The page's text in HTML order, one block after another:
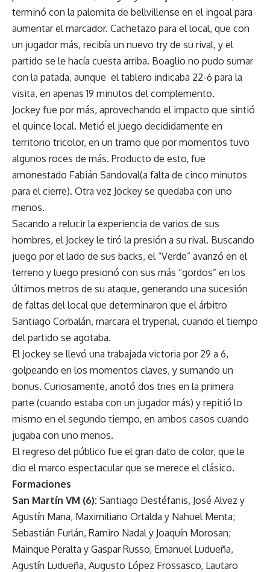
terminó con la palomita de bellvillense en el ingoal para
aumentar el marcador. Cachetazo para el local, que con
un jugador más, recibía un nuevo try de su rival, y el
partido se le hacía cuesta arriba. Boaglio no pudo sumar
con la patada, aunque el tablero indicaba 22-6 para la
visita, en apenas 19 minutos del complemento.
Jockey fue por más, aprovechando el impacto que sintió
el quince local. Metió el juego decididamente en
territorio tricolor, en un tramo que por momentos tuvo
algunos roces de más. Producto de esto, fue
amonestado Fabián Sandoval(a falta de cinco minutos
para el cierre). Otra vez Jockey se quedaba con uno
menos.
Sacando a relucir la experiencia de varios de sus
hombres, el Jockey le tiró la presión a su rival. Buscando
juego por el lado de sus backs, el “Verde” avanzó en el
terreno y luego presionó con sus más “gordos” en los
últimos metros de su ataque, generando una sucesión
de faltas del local que determinaron que el árbitro
Santiago Corbalán, marcara el trypenal, cuando el tiempo
del partido se agotaba.
El Jockey se llevó una trabajada victoria por 29 a 6,
golpeando en los momentos claves, y sumando un
bonus. Curiosamente, anotó dos tries en la primera
parte (cuando estaba con un jugador más) y repitió lo
mismo en el segundo tiempo, en ambos casos cuando
jugaba con uno menos.
El regreso del público fue el gran dato de color, que le
dio el marco espectacular que se merece el clásico.
Formaciones
San Martín VM (6): Santiago Destéfanis, José Alvez y
Agustín Mana, Maximiliano Ortalda y Nahuel Menta;
Sebastián Furlán, Ramiro Nadal y Joaquín Morosan;
Mainque Peralta y Gaspar Russo, Emanuel Ludueña,
Agustín Ludueña, Augusto López Frossasco, Lautaro